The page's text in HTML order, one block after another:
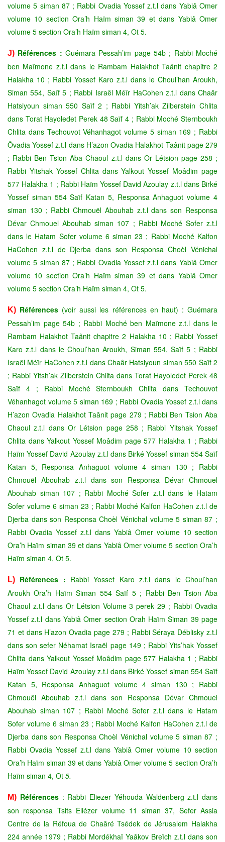
volume 5 siman 87 ; Rabbi Ovadia Yossef z.t.l dans Yabiâ Omer
volume 10 section Ora’h Haïm siman 39 et dans Yabiâ Omer
volume 5 section Ora’h Haïm siman 4, Ot 5.
J) Références : Guémara Pessah’im page 54b ; Rabbi Moché
ben Maïmone z.t.l dans le Rambam Halakhot Taânit chapitre 2
Halakha 10 ; Rabbi Yossef Karo z.t.l dans le Choul’han Aroukh,
Siman 554, Saïf 5 ; Rabbi Israël Méïr HaCohen z.t.l dans Chaâr
Hatsiyoun siman 550 Saïf 2 ; Rabbi Yitsh’ak Zilberstein Chlita
dans Torat Hayoledet Perek 48 Saïf 4 ; Rabbi Moché Sternboukh
Chlita dans Techouvot Véhanhagot volume 5 siman 169 ; Rabbi
Ôvadia Yossef z.t.l dans H’azon Ovadia Halakhot Taânit page 279
; Rabbi Ben Tsion Aba Chaoul z.t.l dans Or Létsion page 258 ;
Rabbi Yitshak Yossef Chlita dans Yalkout Yossef Moâdim page
577 Halakha 1 ; Rabbi Haïm Yossef David Azoulay z.t.l dans Birké
Yossef siman 554 Saïf Katan 5, Responsa Anhaguot volume 4
siman 130 ; Rabbi Chmouël Abouhab z.t.l dans son Responsa
Dévar Chmouel Abouhab siman 107 ; Rabbi Moché Sofer z.t.l
dans le Hatam Sofer volume 6 siman 23 ; Rabbi Moché Kalfon
HaCohen z.t.l de Djerba dans son Responsa Choèl Vénichal
volume 5 siman 87 ; Rabbi Ovadia Yossef z.t.l dans Yabiâ Omer
volume 10 section Ora’h Haïm siman 39 et dans Yabiâ Omer
volume 5 section Ora’h Haïm siman 4, Ot 5.
K) Références (voir aussi les références en haut) : Guémara
Pessah’im page 54b ; Rabbi Moché ben Maïmone z.t.l dans le
Rambam Halakhot Taânit chapitre 2 Halakha 10 ; Rabbi Yossef
Karo z.t.l dans le Choul’han Aroukh, Siman 554, Saïf 5 ; Rabbi
Israël Méïr HaCohen z.t.l dans Chaâr Hatsiyoun siman 550 Saïf 2
; Rabbi Yitsh’ak Zilberstein Chlita dans Torat Hayoledet Perek 48
Saïf 4 ; Rabbi Moché Sternboukh Chlita dans Techouvot
Véhanhagot volume 5 siman 169 ; Rabbi Ôvadia Yossef z.t.l dans
H’azon Ovadia Halakhot Taânit page 279 ; Rabbi Ben Tsion Aba
Chaoul z.t.l dans Or Létsion page 258 ; Rabbi Yitshak Yossef
Chlita dans Yalkout Yossef Moâdim page 577 Halakha 1 ; Rabbi
Haïm Yossef David Azoulay z.t.l dans Birké Yossef siman 554 Saïf
Katan 5, Responsa Anhaguot volume 4 siman 130 ; Rabbi
Chmouël Abouhab z.t.l dans son Responsa Dévar Chmouel
Abouhab siman 107 ; Rabbi Moché Sofer z.t.l dans le Hatam
Sofer volume 6 siman 23 ; Rabbi Moché Kalfon HaCohen z.t.l de
Djerba dans son Responsa Choèl Vénichal volume 5 siman 87 ;
Rabbi Ovadia Yossef z.t.l dans Yabiâ Omer volume 10 section
Ora’h Haïm siman 39 et dans Yabiâ Omer volume 5 section Ora’h
Haïm siman 4, Ot 5.
L) Références : Rabbi Yossef Karo z.t.l dans le Choul’han
Aroukh Ora’h Haïm Siman 554 Saïf 5 ; Rabbi Ben Tsion Aba
Chaoul z.t.l dans Or Létsion Volume 3 perek 29 ; Rabbi Ovadia
Yossef z.t.l dans Yabiâ Omer section Orah Haïm Siman 39 page
71 et dans H’azon Ovadia page 279 ; Rabbi Séraya Déblisky z.t.l
dans son sefer Néhamat Israël page 149 ; Rabbi Yits’hak Yossef
Chlita dans Yalkout Yossef Moâdim page 577 Halakha 1 ; Rabbi
Haïm Yossef David Azoulay z.t.l dans Birké Yossef siman 554 Saïf
Katan 5, Responsa Anhaguot volume 4 siman 130 ; Rabbi
Chmouël Abouhab z.t.l dans son Responsa Dévar Chmouel
Abouhab siman 107 ; Rabbi Moché Sofer z.t.l dans le Hatam
Sofer volume 6 siman 23 ; Rabbi Moché Kalfon HaCohen z.t.l de
Djerba dans son Responsa Choèl Vénichal volume 5 siman 87 ;
Rabbi Ovadia Yossef z.t.l dans Yabiâ Omer volume 10 section
Ora’h Haïm siman 39 et dans Yabiâ Omer volume 5 section Ora’h
Haïm siman 4, Ot 5.
M) Références: Rabbi Eliezer Yéhouda Waldenberg z.t.l dans
son responsa Tsits Eliézer volume 11 siman 37, Sefer Assia
Centre de la Réfoua de Chaâré Tsédek de Jérusalem Halakha
224 année 1979 ; Rabbi Mordékhaï Yaâkov Breïch z.t.l dans son